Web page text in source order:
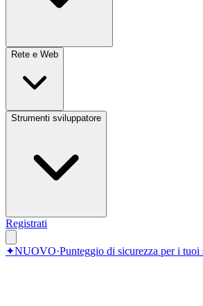
Rete e Web
Strumenti sviluppatore
Registrati
✦NUOVO·Punteggio di sicurezza per i